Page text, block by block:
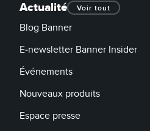
Actualité Voir tout
Blog Banner
E-newsletter Banner Insider
Événements
Nouveaux produits
Espace presse